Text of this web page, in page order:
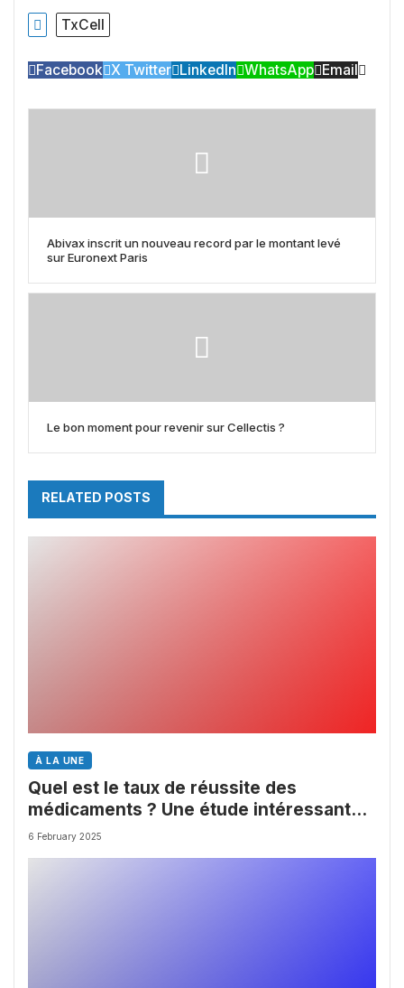
TxCell
Facebook X Twitter LinkedIn WhatsApp Email
Abivax inscrit un nouveau record par le montant levé
sur Euronext Paris
Le bon moment pour revenir sur Cellectis ?
RELATED POSTS
À LA UNE
Quel est le taux de réussite des
médicaments ? Une étude intéressante
chez les Big Pharmas
6 February 2025